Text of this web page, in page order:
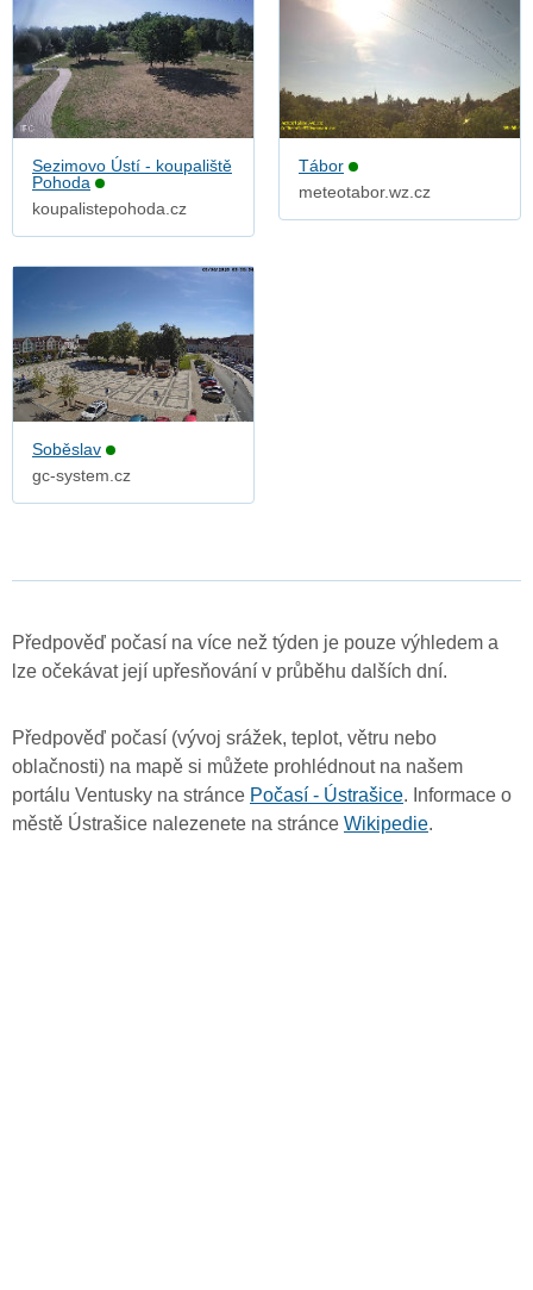
Sezimovo Ústí - koupaliště
Pohoda
koupalistepohoda.cz
Tábor
meteotabor.wz.cz
Soběslav
gc-system.cz
Předpověď počasí na více než týden je pouze výhledem a
lze očekávat její upřesňování v průběhu dalších dní.
Předpověď počasí (vývoj srážek, teplot, větru nebo
oblačnosti) na mapě si můžete prohlédnout na našem
portálu Ventusky na stránce Počasí - Ústrašice. Informace o
městě Ústrašice nalezenete na stránce Wikipedie.